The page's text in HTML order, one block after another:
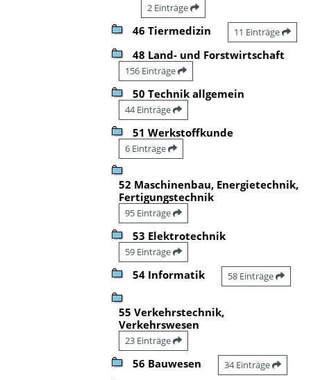
2 Einträge
46 Tiermedizin 11 Einträge
48 Land- und Forstwirtschaft
156 Einträge
50 Technik allgemein
44 Einträge
51 Werkstoffkunde
6 Einträge
52 Maschinenbau, Energietechnik,
Fertigungstechnik
95 Einträge
53 Elektrotechnik
59 Einträge
54 Informatik 58 Einträge
55 Verkehrstechnik,
Verkehrswesen
23 Einträge
56 Bauwesen 34 Einträge